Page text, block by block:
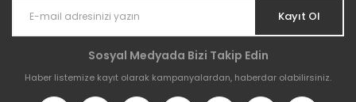
Kayıt Ol
Sosyal Medyada Bizi Takip Edin
Haber listemize kayıt olarak kampanyalardan, haberdar olabilirsiniz.